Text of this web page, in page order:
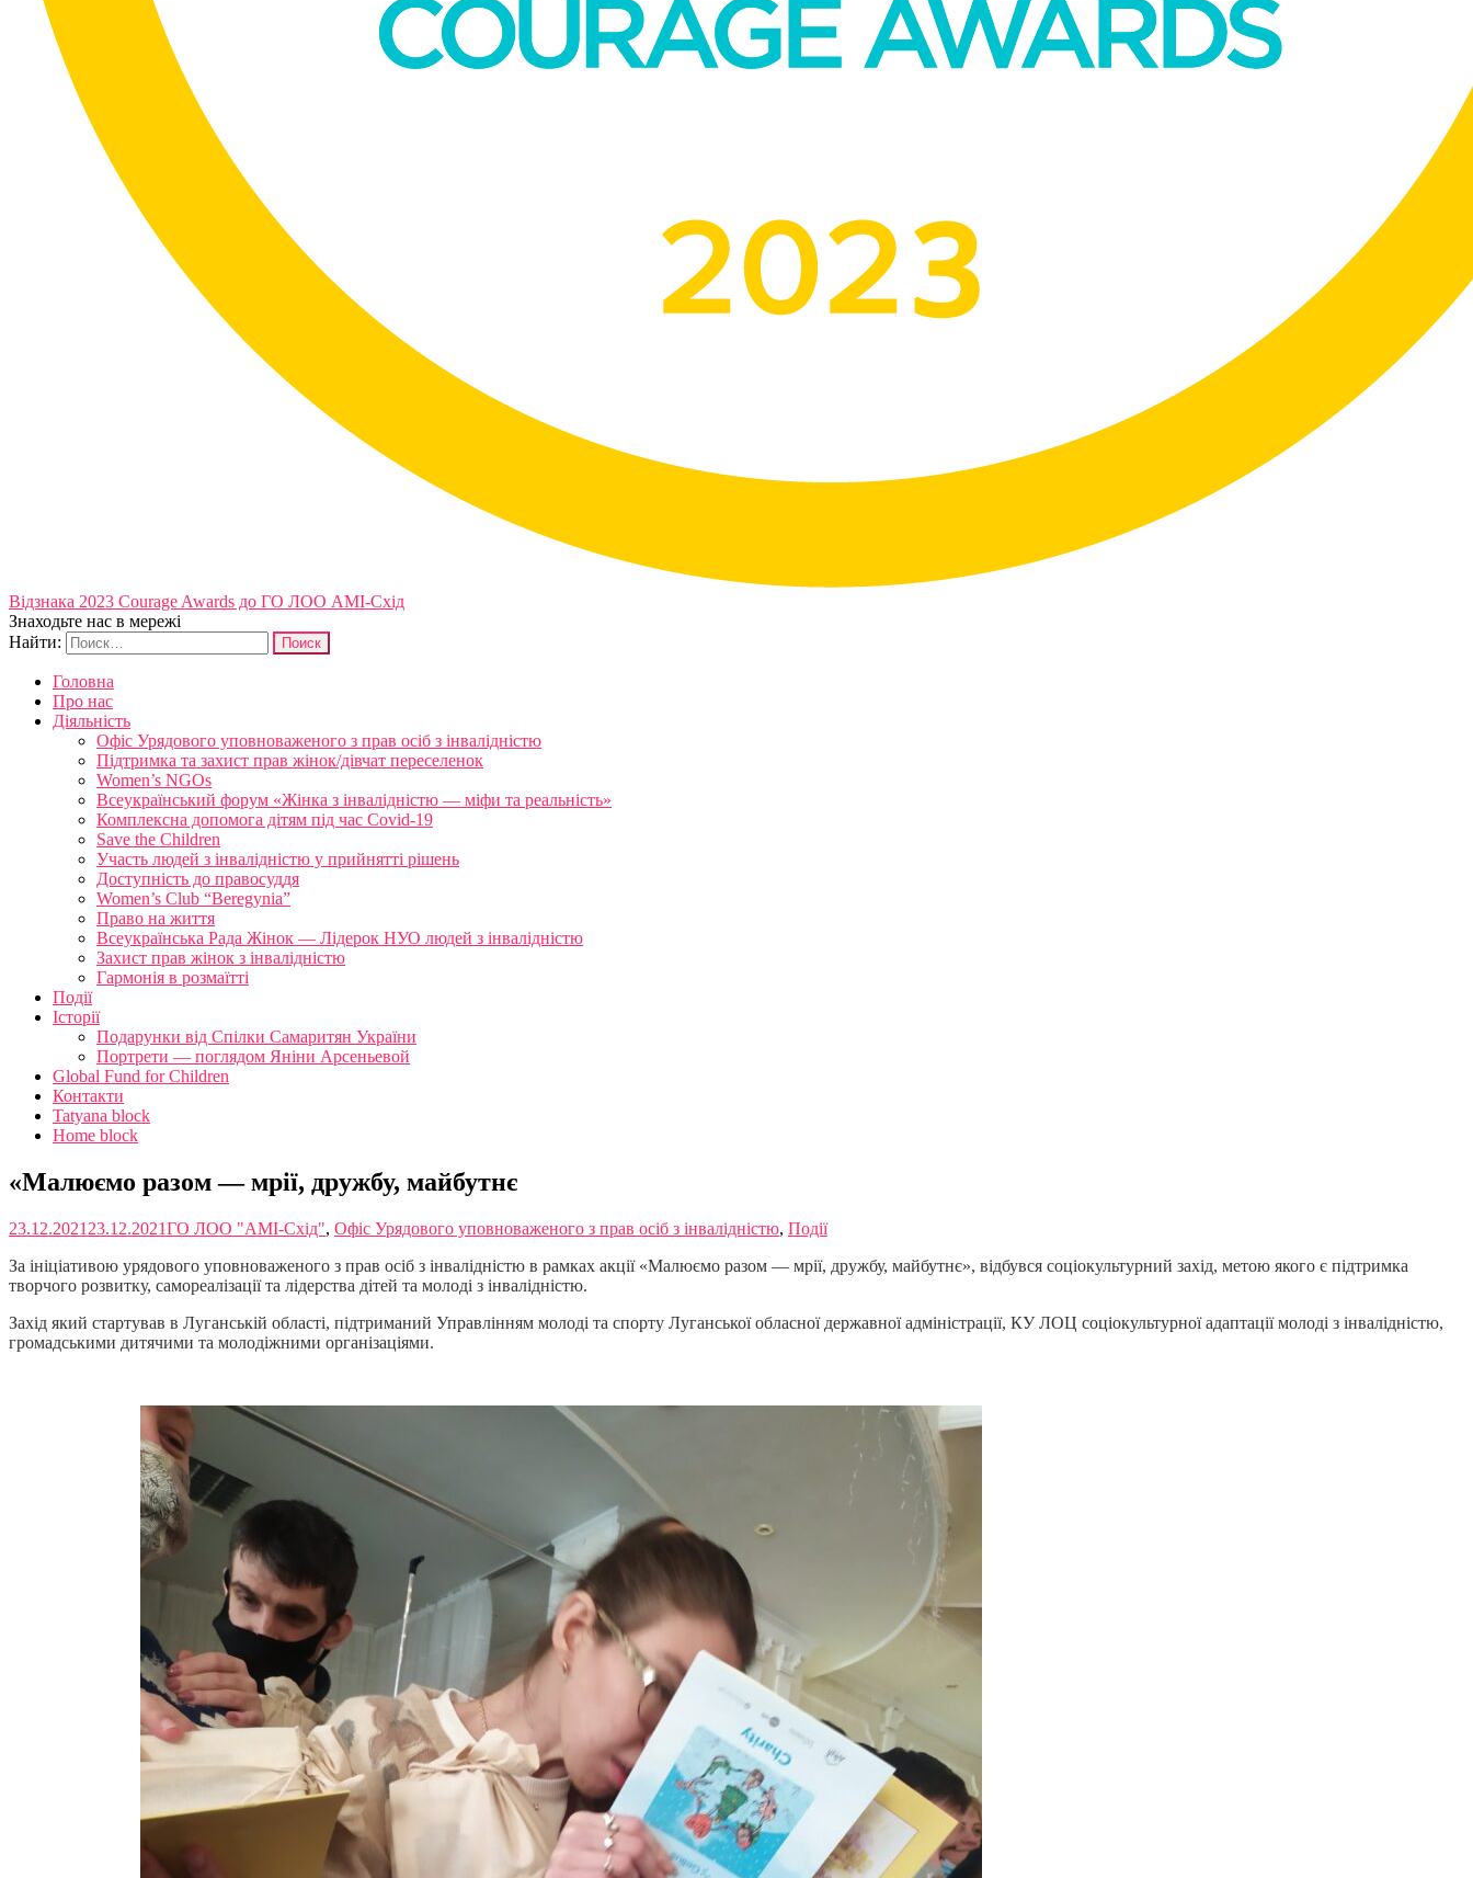
Відзнака 2023 Courage Awards до ГО ЛОО АМІ-Схід
Знаходьте нас в мережі
Найти:
Головна
Про нас
Діяльність
Офіс Урядового уповноваженого з прав осіб з інвалідністю
Підтримка та захист прав жінок/дівчат переселенок
Women’s NGOs
Всеукраїнський форум «Жінка з інвалідністю — міфи та реальність»
Комплексна допомога дітям під час Covid-19
Save the Children
Участь людей з інвалідністю у прийнятті рішень
Доступність до правосуддя
Women’s Club “Beregynia”
Право на життя
Всеукраїнська Рада Жінок — Лідерок НУО людей з інвалідністю
Захист прав жінок з інвалідністю
Гармонія в розмаїтті
Події
Історії
Подарунки від Спілки Самаритян України
Портрети — поглядом Яніни Арсеньевой
Global Fund for Children
Контакти
Tatyana block
Home block
«Малюємо разом — мрії, дружбу, майбутнє
23.12.2021 23.12.2021ГО ЛОО "АМІ-Схід", Офіс Урядового уповноваженого з прав осіб з інвалідністю, Події
За ініціативою урядового уповноваженого з прав осіб з інвалідністю в рамках акції «Малюємо разом — мрії, дружбу, майбутнє», відбувся соціокультурний захід, метою якого є підтримка
творчого розвитку, самореалізації та лідерства дітей та молоді з інвалідністю.
Захід який стартував в Луганській області, підтриманий Управлінням молоді та спорту Луганської обласної державної адміністрації, КУ ЛОЦ соціокультурної адаптації молоді з інвалідністю,
громадськими дитячими та молодіжними організаціями.